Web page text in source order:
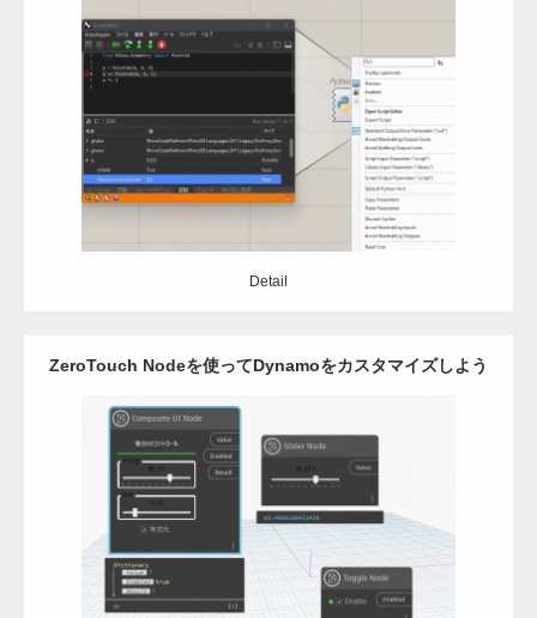
C# python
Detail
Detail
ZeroTouch Nodeを使ってDynamoをカスタマイズしよう
8_総集編
Category: Dynamo Revit C#